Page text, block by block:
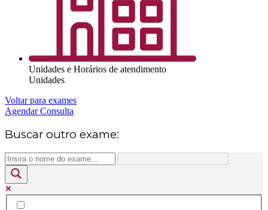
Unidades e Horários de atendimento
Unidades
Voltar para exames
Agendar Consulta
Buscar outro exame: